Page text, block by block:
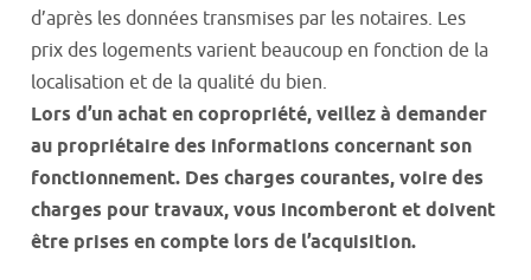
d’après les données transmises par les notaires. Les
prix des logements varient beaucoup en fonction de la
localisation et de la qualité du bien.
Lors d’un achat en copropriété, veillez à demander
au propriétaire des informations concernant son
fonctionnement. Des charges courantes, voire des
charges pour travaux, vous incomberont et doivent
être prises en compte lors de l’acquisition.